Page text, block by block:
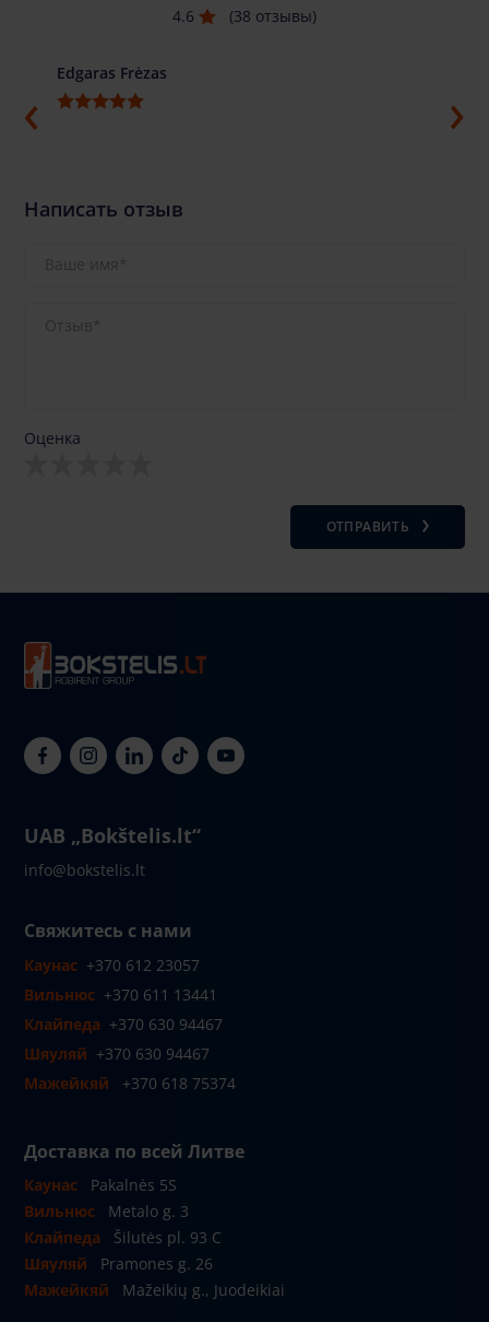
4.6 (38 отзывы)
Edgaras Frėzas
Написать отзыв
Оценка
ОТПРАВИТЬ
UAB „Bokštelis.lt“
info@bokstelis.lt
Свяжитесь с нами
Каунас +370 612 23057
Вильнюс +370 611 13441
Клайпеда +370 630 94467
Шяуляй +370 630 94467
Мажейкяй
+370 618 75374
Доставка по всей Литве
Каунас
Pakalnės 5S
Вильнюс
Metalo g. 3
Клайпеда
Šilutės pl. 93 C
Шяуляй
Pramones g. 26
Мажейкяй
Mažeikių g., Juodeikiai